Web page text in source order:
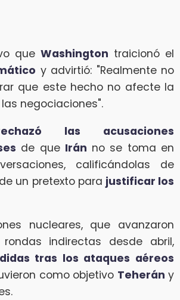
que Washington traicionó el
y advirtió: "Realmente no
que este hecho no afecte la
negociaciones".
las acusaciones
de que Irán no se toma en
calificándolas de
un pretexto para justificar los
nucleares, que avanzaron
indirectas desde abril,
tras los ataques aéreos
como objetivo Teherán y